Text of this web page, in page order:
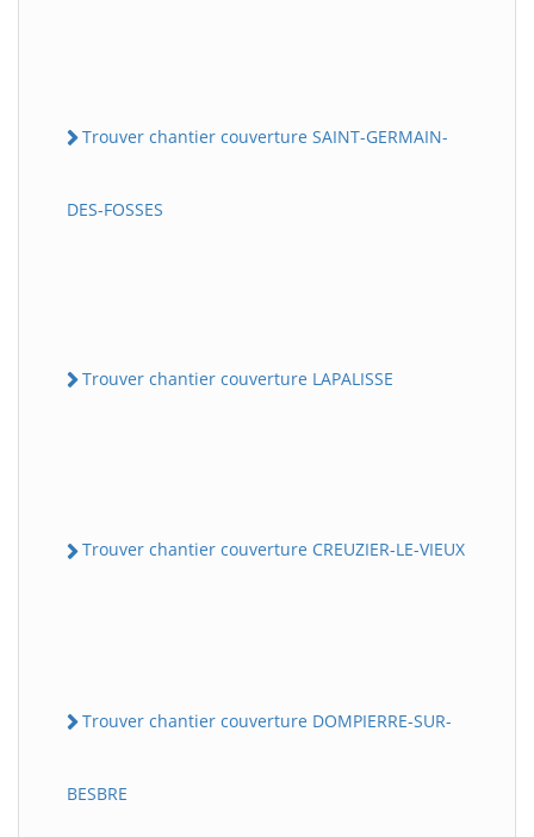
Trouver chantier couverture SAINT-GERMAIN-
DES-FOSSES
Trouver chantier couverture LAPALISSE
Trouver chantier couverture CREUZIER-LE-VIEUX
Trouver chantier couverture DOMPIERRE-SUR-
BESBRE